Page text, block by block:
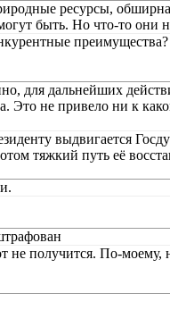
ресурсы,
быть. Но что-то они
для дальнейших
Это не привело ни к
выдвигается
тяжкий путь её
не получится. По-моему,